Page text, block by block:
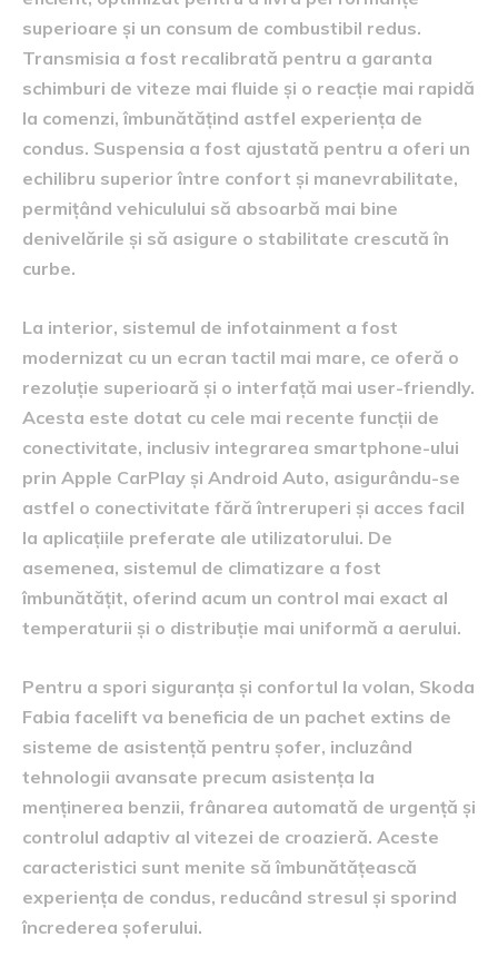
superioare și un consum de combustibil redus.
Transmisia a fost recalibrată pentru a garanta
schimburi de viteze mai fluide și o reacție mai rapidă
la comenzi, îmbunătățind astfel experiența de
condus. Suspensia a fost ajustată pentru a oferi un
echilibru superior între confort și manevrabilitate,
permițând vehiculului să absoarbă mai bine
denivelările și să asigure o stabilitate crescută în
curbe.
La interior, sistemul de infotainment a fost
modernizat cu un ecran tactil mai mare, ce oferă o
rezoluție superioară și o interfață mai user-friendly.
Acesta este dotat cu cele mai recente funcții de
conectivitate, inclusiv integrarea smartphone-ului
prin Apple CarPlay și Android Auto, asigurându-se
astfel o conectivitate fără întreruperi și acces facil
la aplicațiile preferate ale utilizatorului. De
asemenea, sistemul de climatizare a fost
îmbunătățit, oferind acum un control mai exact al
temperaturii și o distribuție mai uniformă a aerului.
Pentru a spori siguranța și confortul la volan, Skoda
Fabia facelift va beneficia de un pachet extins de
sisteme de asistență pentru șofer, incluzând
tehnologii avansate precum asistența la
menținerea benzii, frânarea automată de urgență și
controlul adaptiv al vitezei de croazieră. Aceste
caracteristici sunt menite să îmbunătățească
experiența de condus, reducând stresul și sporind
încrederea șoferului.